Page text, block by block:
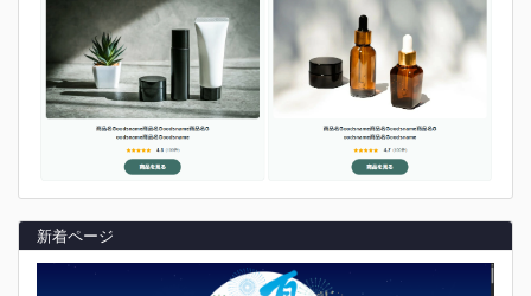
新着ページ